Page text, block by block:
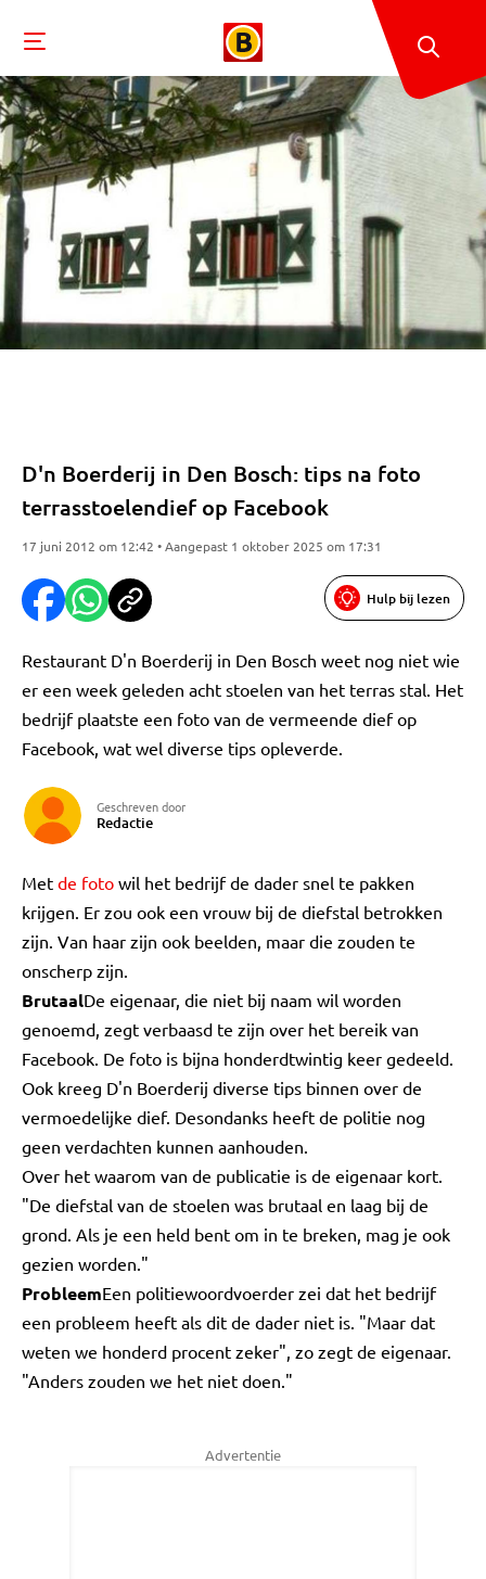
D'n Boerderij in Den Bosch: tips na foto
terrasstoelendief op Facebook
17 juni 2012 om 12:42 • Aangepast 1 oktober 2025 om 17:31
Hulp bij lezen
Restaurant D'n Boerderij in Den Bosch weet nog niet wie
er een week geleden acht stoelen van het terras stal. Het
bedrijf plaatste een foto van de vermeende dief op
Facebook, wat wel diverse tips opleverde.
Geschreven door
Redactie
Met de foto wil het bedrijf de dader snel te pakken
krijgen. Er zou ook een vrouw bij de diefstal betrokken
zijn. Van haar zijn ook beelden, maar die zouden te
onscherp zijn.
BrutaalDe eigenaar, die niet bij naam wil worden
genoemd, zegt verbaasd te zijn over het bereik van
Facebook. De foto is bijna honderdtwintig keer gedeeld.
Ook kreeg D'n Boerderij diverse tips binnen over de
vermoedelijke dief. Desondanks heeft de politie nog
geen verdachten kunnen aanhouden.
Over het waarom van de publicatie is de eigenaar kort.
"De diefstal van de stoelen was brutaal en laag bij de
grond. Als je een held bent om in te breken, mag je ook
gezien worden."
ProbleemEen politiewoordvoerder zei dat het bedrijf
een probleem heeft als dit de dader niet is. "Maar dat
weten we honderd procent zeker", zo zegt de eigenaar.
"Anders zouden we het niet doen."
Advertentie